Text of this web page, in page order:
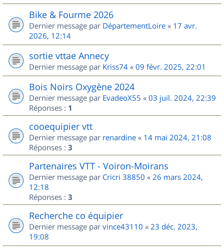
Bike & Fourme 2026
Dernier message par DépartementLoire « 17 avr.
2026, 12:14
sortie vttae Annecy
Dernier message par Kriss74 « 09 févr. 2025, 22:01
Bois Noirs Oxygène 2024
Dernier message par EvadeoX55 « 03 juil. 2024, 22:39
Réponses : 1
cooequipier vtt
Dernier message par renardine « 14 mai 2024, 21:08
Réponses : 3
Partenaires VTT - Voiron-Moirans
Dernier message par Cricri 38850 « 26 mars 2024,
12:18
Réponses : 3
Recherche co équipier
Dernier message par vince43110 « 23 déc. 2023,
19:08